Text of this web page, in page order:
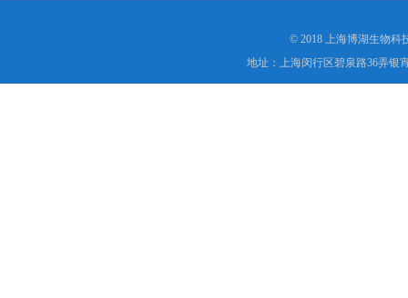
© 2018 上海博湖生物科
地址：上海闵行区碧泉路36弄银